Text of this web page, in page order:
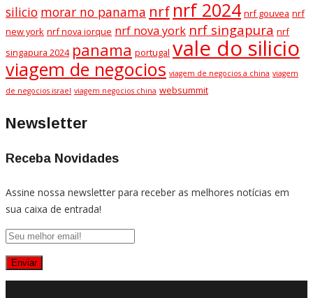
silicio morar no panama nrf nrf 2024 nrf gouvea nrf
new york nrf nova iorque nrf nova york nrf singapura nrf
singapura 2024 panama portugal vale do silicio
viagem de negocios viagem de negocios a china viagem
de negocios israel viagem negocios china websummit
Newsletter
Receba Novidades
Assine nossa newsletter para receber as melhores notícias em
sua caixa de entrada!